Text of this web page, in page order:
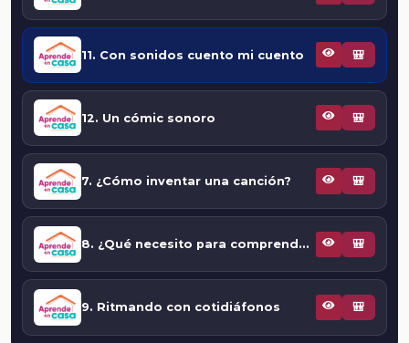
11. Con sonidos cuento mi cuento 🎒
12. Un cómic sonoro 🎒
7. ¿Cómo inventar una canción? 🎒
8. ¿Qué necesito para comprender lo que canto? 🎒
9. Ritmando con cotidiáfonos 🎒